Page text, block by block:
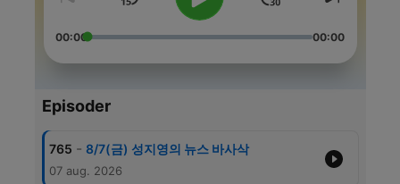
00:00 00:00
Episoder
765 - 8/7(금) 성지영의 뉴스 바사삭
07 aug. 2026